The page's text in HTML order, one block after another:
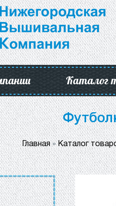
Каталог
Главная»Каталог